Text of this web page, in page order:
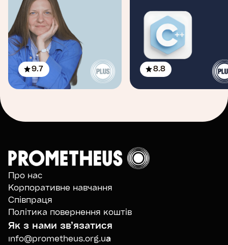
9.7 8.8
Про нас
Корпоративне навчання
Співпраця
Політика повернення коштів
Як з нами звʼязатися
info@prometheus.org.ua